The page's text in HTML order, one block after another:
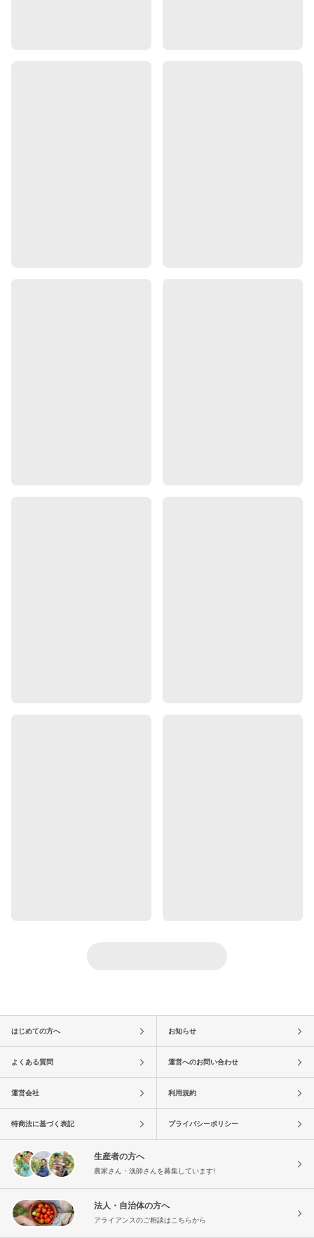
はじめての方へ お知らせ
よくある質問 運営へのお問い合わせ
運営会社 利用規約
特商法に基づく表記 プライバシーポリシー
生産者の方へ
農家さん・漁師さんを募集しています!
法人・自治体の方へ
アライアンスのご相談はこちらから